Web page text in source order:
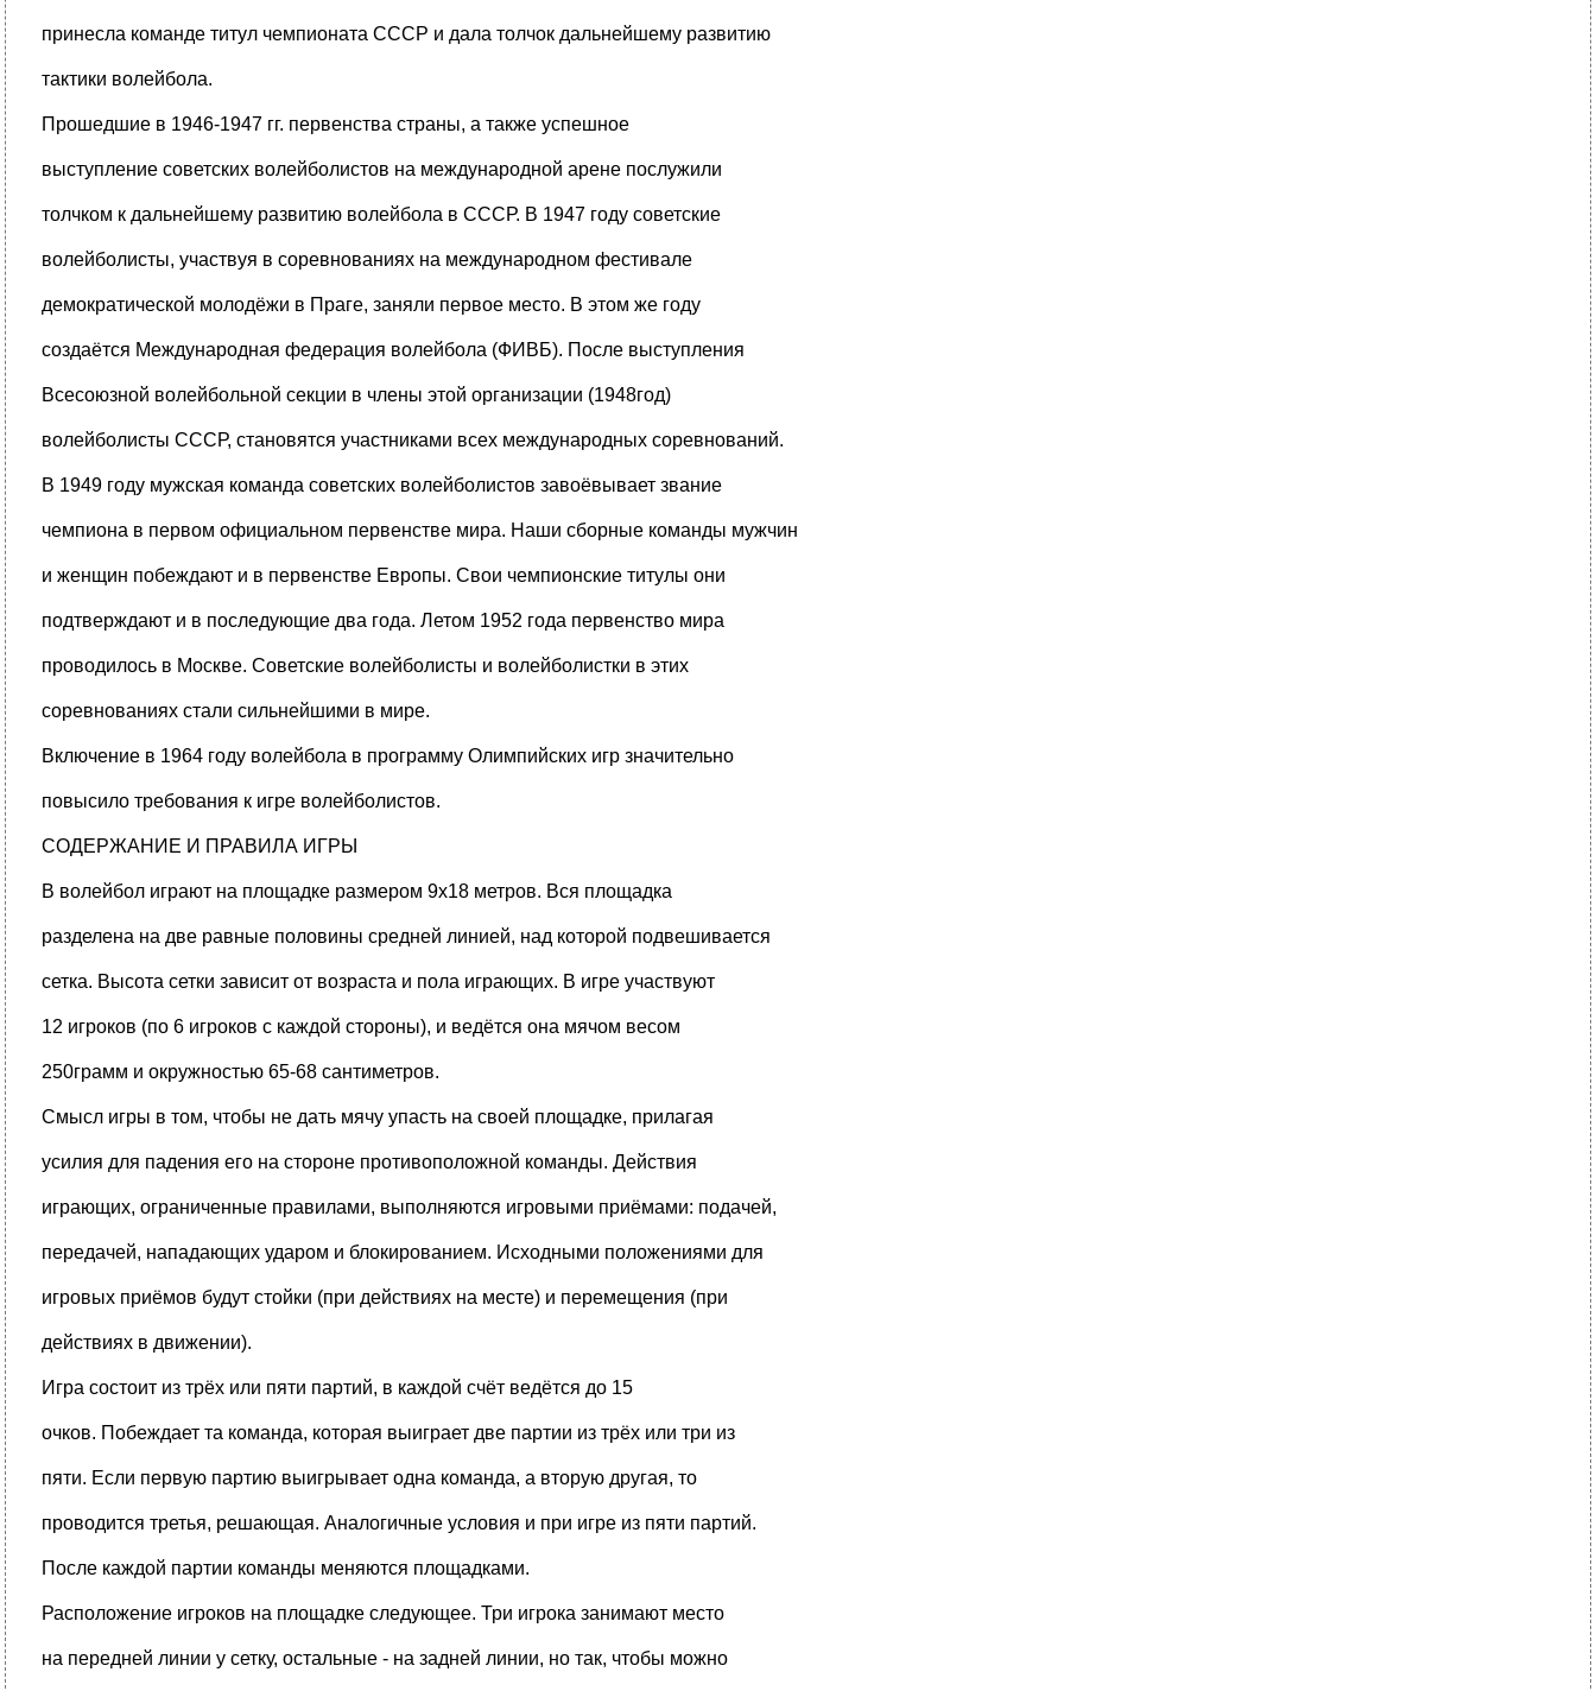
принесла команде титул чемпионата СССР и дала толчок дальнейшему развитию
тактики волейбола.
Прошедшие в 1946-1947 гг. первенства страны, а также успешное
выступление советских волейболистов на международной арене послужили
толчком к дальнейшему развитию волейбола в СССР. В 1947 году советские
волейболисты, участвуя в соревнованиях на международном фестивале
демократической молодёжи в Праге, заняли первое место. В этом же году
создаётся Международная федерация волейбола (ФИВБ). После выступления
Всесоюзной волейбольной секции в члены этой организации (1948год)
волейболисты СССР, становятся участниками всех международных соревнований.
В 1949 году мужская команда советских волейболистов завоёвывает звание
чемпиона в первом официальном первенстве мира. Наши сборные команды мужчин
и женщин побеждают и в первенстве Европы. Свои чемпионские титулы они
подтверждают и в последующие два года. Летом 1952 года первенство мира
проводилось в Москве. Советские волейболисты и волейболистки в этих
соревнованиях стали сильнейшими в мире.
Включение в 1964 году волейбола в программу Олимпийских игр значительно
повысило требования к игре волейболистов.
СОДЕРЖАНИЕ И ПРАВИЛА ИГРЫ
В волейбол играют на площадке размером 9х18 метров. Вся площадка
разделена на две равные половины средней линией, над которой подвешивается
сетка. Высота сетки зависит от возраста и пола играющих. В игре участвуют
12 игроков (по 6 игроков с каждой стороны), и ведётся она мячом весом
250грамм и окружностью 65-68 сантиметров.
Смысл игры в том, чтобы не дать мячу упасть на своей площадке, прилагая
усилия для падения его на стороне противоположной команды. Действия
играющих, ограниченные правилами, выполняются игровыми приёмами: подачей,
передачей, нападающих ударом и блокированием. Исходными положениями для
игровых приёмов будут стойки (при действиях на месте) и перемещения (при
действиях в движении).
Игра состоит из трёх или пяти партий, в каждой счёт ведётся до 15
очков. Побеждает та команда, которая выиграет две партии из трёх или три из
пяти. Если первую партию выигрывает одна команда, а вторую другая, то
проводится третья, решающая. Аналогичные условия и при игре из пяти партий.
После каждой партии команды меняются площадками.
Расположение игроков на площадке следующее. Три игрока занимают место
на передней линии у сетку, остальные - на задней линии, но так, чтобы можно